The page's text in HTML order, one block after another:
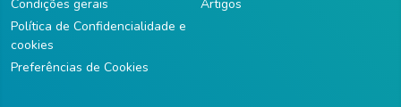
Condições gerais
Política de Confidencialidade e
cookies
Preferências de Cookies
Artigos